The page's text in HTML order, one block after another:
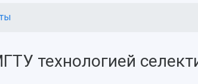
технологией